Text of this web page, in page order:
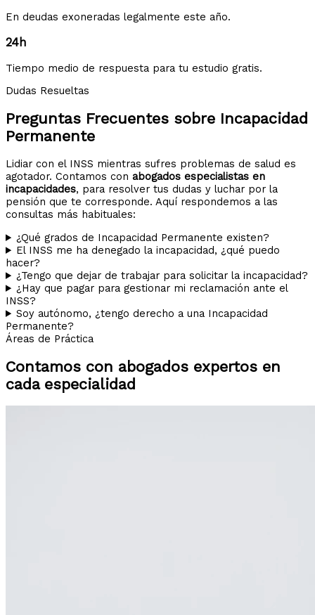
En deudas exoneradas legalmente este año.
24h
Tiempo medio de respuesta para tu estudio gratis.
Dudas Resueltas
Preguntas Frecuentes sobre Incapacidad
Permanente
Lidiar con el INSS mientras sufres problemas de salud es
agotador. Contamos con abogados especialistas en
incapacidades, para resolver tus dudas y luchar por la
pensión que te corresponde. Aquí respondemos a las
consultas más habituales:
¿Qué grados de Incapacidad Permanente existen?
El INSS me ha denegado la incapacidad, ¿qué puedo
hacer?
¿Tengo que dejar de trabajar para solicitar la incapacidad?
¿Hay que pagar para gestionar mi reclamación ante el
INSS?
Soy autónomo, ¿tengo derecho a una Incapacidad
Permanente?
Áreas de Práctica
Contamos con abogados expertos en
cada especialidad